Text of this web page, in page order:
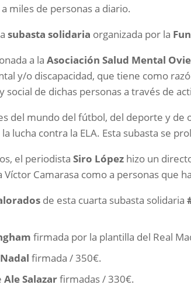
miles de personas a diario.
subasta solidaria organizada por la
a laAsociación Salud Mental
y/o discapacidad, que tiene como
social de dichas personas a través de
del mundo del fútbol, del deporte y
lucha contra la ELA. Esta subasta se
el periodistaSiro López hizo un
Camarasa como a personas que
de esta cuarta subasta solidaria
firmada por la plantilla del Real
firmada / 350€.
Ale Salazarfirmadas / 330€.